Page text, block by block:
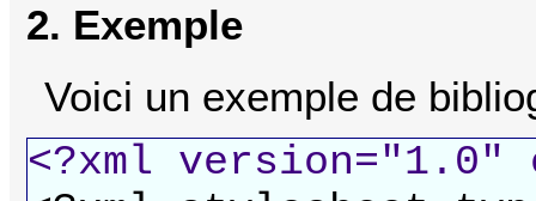
2. Exemple
Voici un exemple de
<?xml version="1.0"